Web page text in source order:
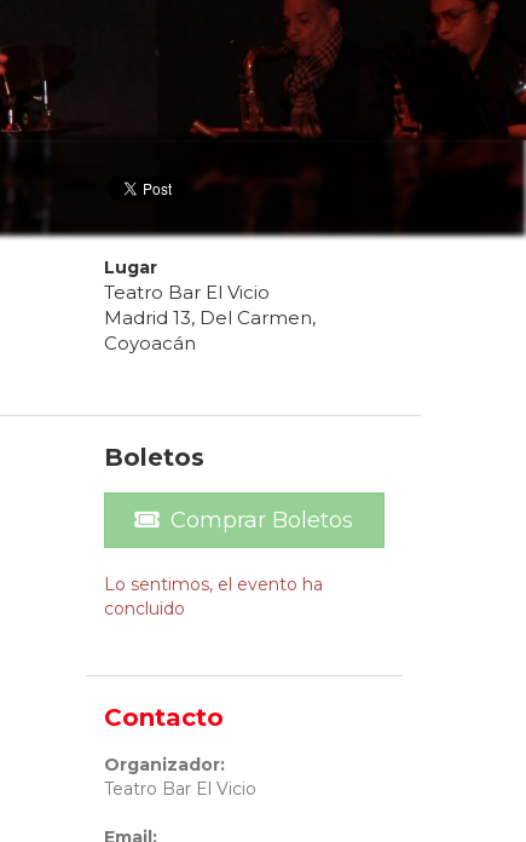
Lugar
Teatro Bar El Vicio
Madrid 13, Del Carmen,
Coyoacán
Boletos
Comprar Boletos
Lo sentimos, el evento ha
concluido
Contacto
Organizador:
Teatro Bar El Vicio
Email: